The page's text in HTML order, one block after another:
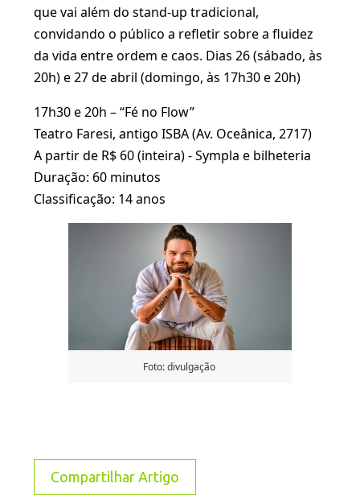
que vai além do stand-up tradicional,
convidando o público a refletir sobre a fluidez
da vida entre ordem e caos. Dias 26 (sábado, às
20h) e 27 de abril (domingo, às 17h30 e 20h)
17h30 e 20h – “Fé no Flow”
Teatro Faresi, antigo ISBA (Av. Oceânica, 2717)
A partir de R$ 60 (inteira) - Sympla e bilheteria
Duração: 60 minutos
Classificação: 14 anos
Foto: divulgação
Compartilhar Artigo